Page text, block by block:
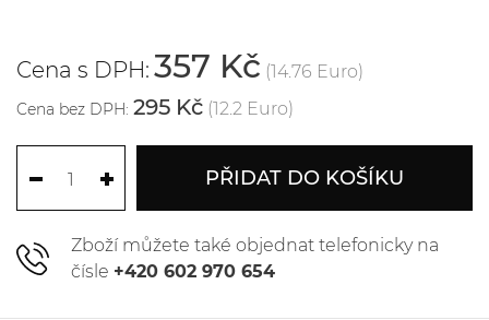
Cena s DPH: 357 Kč (14.76 Euro)
Cena bez DPH: 295 Kč (12.2 Euro)
PŘIDAT DO KOŠÍKU
Zboží můžete také objednat telefonicky na
čísle +420 602 970 654